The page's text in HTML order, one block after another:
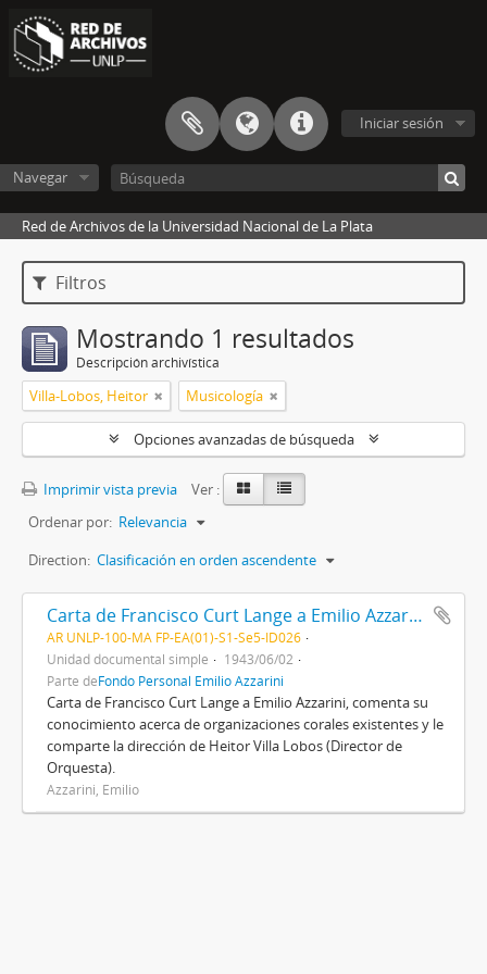
Iniciar sesión
Navegar
Red de Archivos de la Universidad Nacional de La Plata
Filtros
Mostrando 1 resultados
Descripción archivística
Villa-Lobos, Heitor Musicología
Opciones avanzadas de búsqueda
Imprimir vista previa
Ver :
Ordenar por: Relevancia
Direction: Clasificación en orden ascendente
Carta de Francisco Curt Lange a Emilio Azzarini
AR UNLP-100-MA FP-EA(01)-S1-Se5-ID026
Unidad documental simple
1943/06/02
Parte deFondo Personal Emilio Azzarini
Carta de Francisco Curt Lange a Emilio Azzarini, comenta su
conocimiento acerca de organizaciones corales existentes y le
comparte la dirección de Heitor Villa Lobos (Director de
Orquesta).
Azzarini, Emilio